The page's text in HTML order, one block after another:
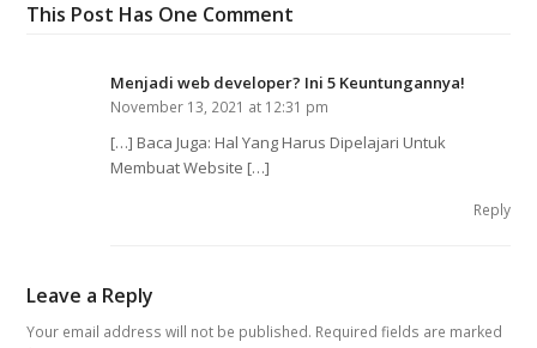
This Post Has One Comment
Menjadi web developer? Ini 5 Keuntungannya!
November 13, 2021 at 12:31 pm
[…] Baca Juga: Hal Yang Harus Dipelajari Untuk
Membuat Website […]
Reply
Leave a Reply
Your email address will not be published. Required fields are marked